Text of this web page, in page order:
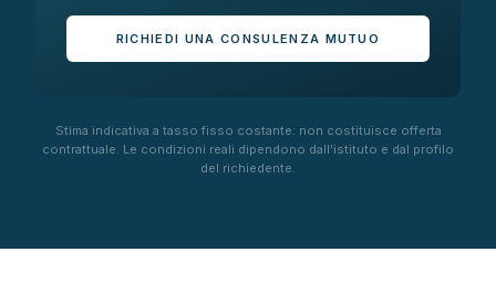
RICHIEDI UNA CONSULENZA MUTUO
Stima indicativa a tasso fisso costante: non costituisce offerta
contrattuale. Le condizioni reali dipendono dall'istituto e dal profilo
del richiedente.